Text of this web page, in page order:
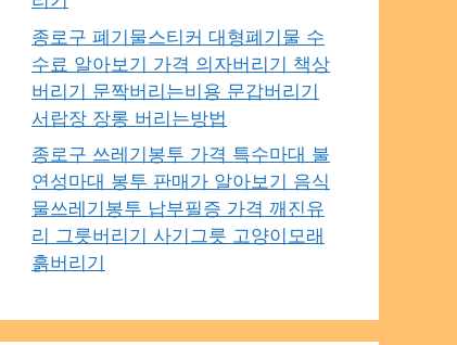
종로구 폐기물스티커 대형폐기물 수
수료 알아보기 가격 의자버리기 책상
버리기 문짝버리는비용 문갑버리기
서랍장 장롱 버리는방법
종로구 쓰레기봉투 가격 특수마대 불
연성마대 봉투 판매가 알아보기 음식
물쓰레기봉투 납부필증 가격 깨진유
리 그릇버리기 사기그릇 고양이모래
흙버리기